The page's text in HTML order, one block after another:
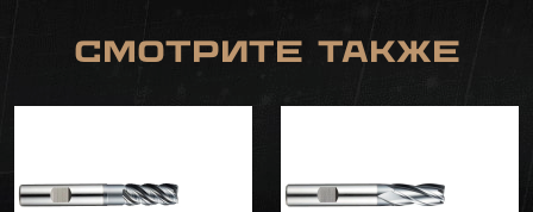
Смотрите также